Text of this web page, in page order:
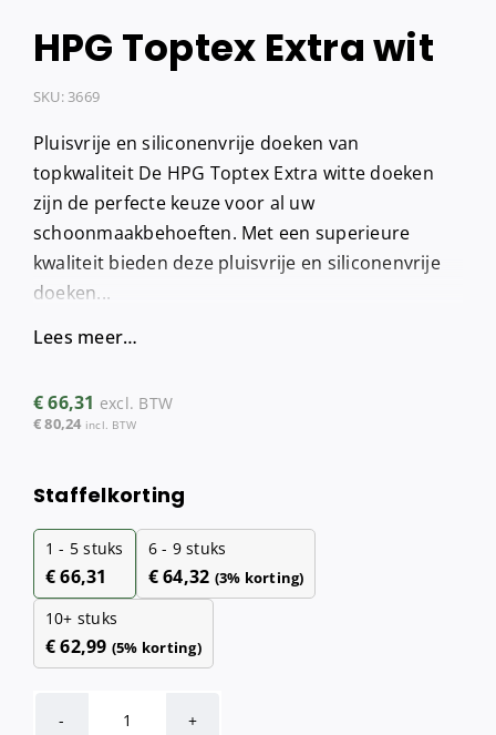
HPG Toptex Extra wit
SKU: 3669
Pluisvrije en siliconenvrije doeken van
topkwaliteit De HPG Toptex Extra witte doeken
zijn de perfecte keuze voor al uw
schoonmaakbehoeften. Met een superieure
kwaliteit bieden deze pluisvrije en siliconenvrije
doeken...
Lees meer…
€66,31 excl. BTW
€80,24 incl. BTW
Staffelkorting
1 - 5 stuks
€66,31
6 - 9 stuks
€64,32 (3% korting)
10+ stuks
€62,99 (5% korting)